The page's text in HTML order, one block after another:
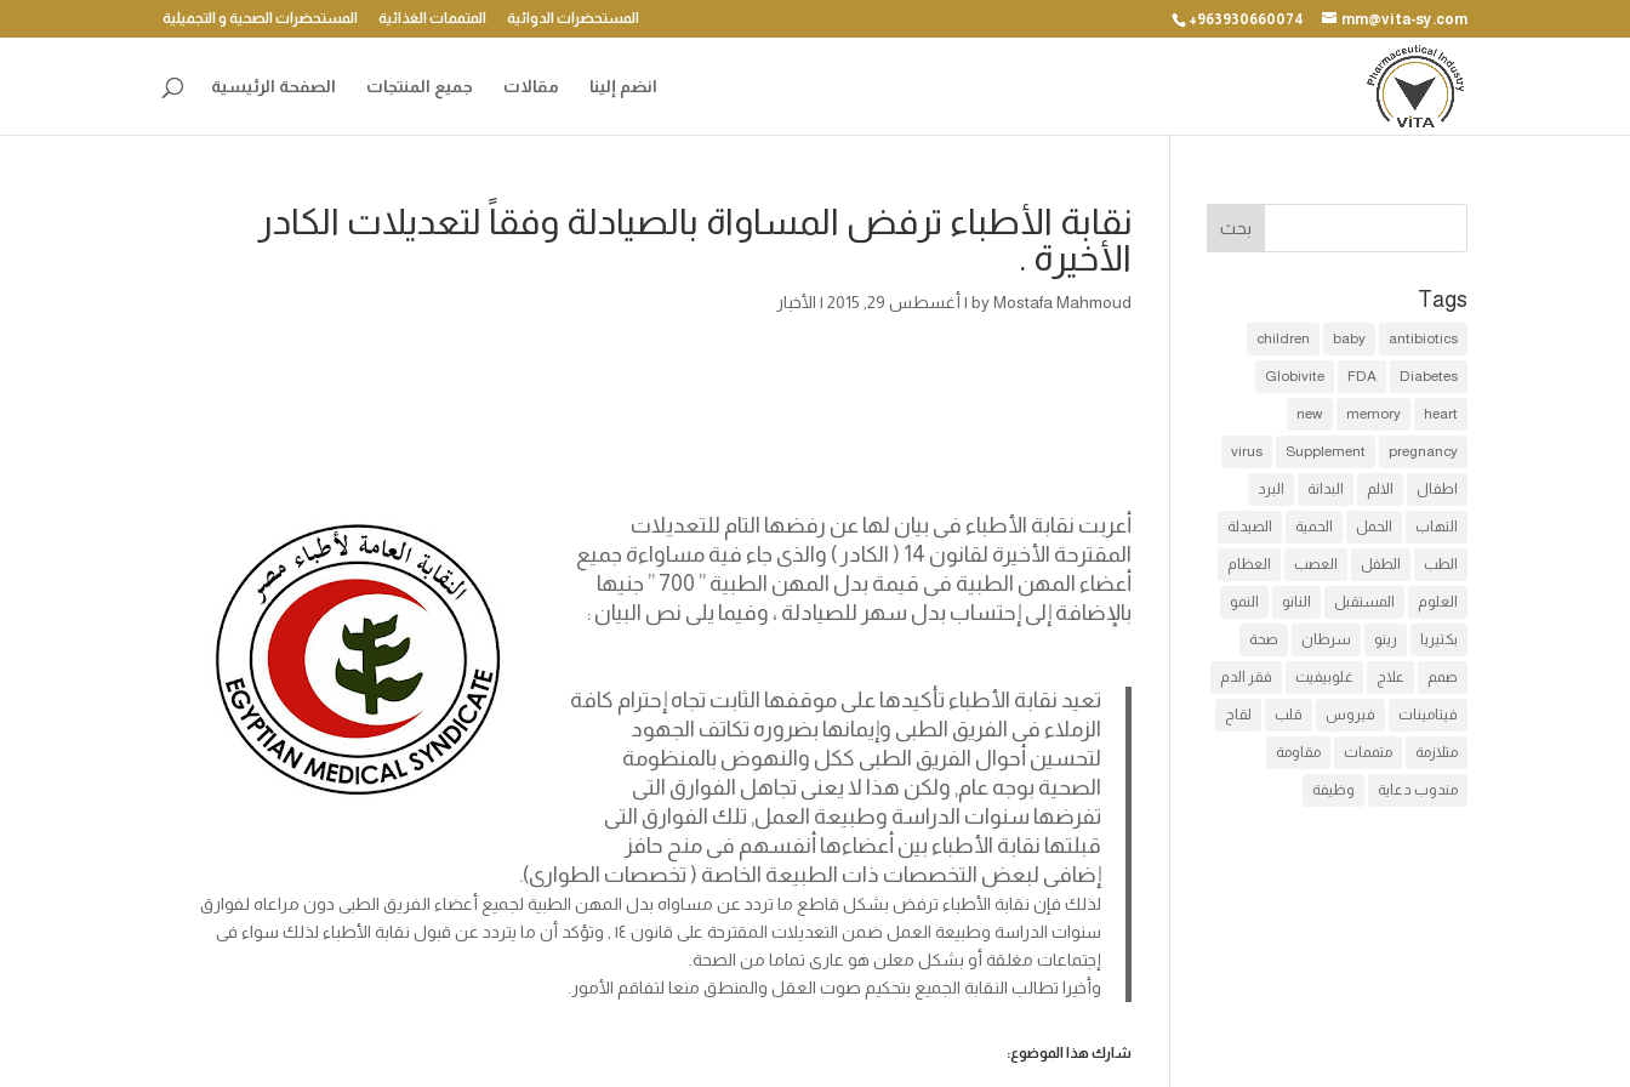
+963930660074 mm@vita-sy.com المستحضرات الدوائية المتممات الغذائية المستحضرات الصحية و التجميلية
انضم إلينا مقالات جميع المنتجات الصفحة الرئيسية
نقابة الأطباء ترفض المساواة بالصيادلة وفقاً لتعديلات الكادر
الأخيرة .
byMostafa Mahmoud
| أغسطس 29, 2015 | الأخبار
أعربت نقابة الأطباء فى بيان لها عن رفضها التام للتعديلات
المقترحة الأخيرة لقانون 14 ( الكادر ) والذى جاء فية مساواءة جميع
أعضاء المهن الطبية فى قيمة بدل المهن الطبية ” 700 ” جنيها
بالإضافة إلى إحتساب بدل سهر للصيادلة ، وفيما يلى نص البيان :
تعيد نقابة الأطباء تأكيدها على موقفها الثابت تجاه إحترام كافة
الزملاء فى الفريق الطبى وإيمانها بضروره تكاتف الجهود
لتحسين أحوال الفريق الطبى ككل والنهوض بالمنظومة
الصحية بوجه عام, ولكن هذا لا يعنى تجاهل الفوارق التى
تفرضها سنوات الدراسة وطبيعة العمل, تلك الفوارق التى
قبلتها نقابة الأطباء بين أعضاءها أنفسهم فى منح حافز
إضافى لبعض التخصصات ذات الطبيعة الخاصة ( تخصصات الطوارى).
لذلك فإن نقابة الأطباء ترفض بشكل قاطع ما تردد عن مساواه بدل المهن الطبية لجميع أعضاء الفريق الطبى دون مراعاه لفوارق
سنوات الدراسة وطبيعة العمل ضمن التعديلات المقترحة على قانون ١٤ , وتؤكد أن ما يتردد عن قبول نقابة الأطباء لذلك سواء فى
إجتماعات مغلقة أو بشكل معلن هو عارى تماما من الصحة.
وأخيرا تطالب النقابة الجميع بتحكيم صوت العقل والمنطق منعا لتفاقم الأمور.
شارك هذا الموضوع:
Tags
antibiotics
baby
children
Diabetes
FDA
Globivite
heart
memory
new
pregnancy
Supplement
virus
اطفال الالم البدانة البرد
التهاب الحمل الحمية الصيدلة
الطب الطفل العصب العظام
العلوم المستقبل النانو النمو
بكتيريا رينو سرطان صحة
صمم علاج غلوبيفيت فقر الدم
فيتامينات فيروس قلب لقاح
متلازمة متممات مقاومة
مندوب دعاية وظيفة